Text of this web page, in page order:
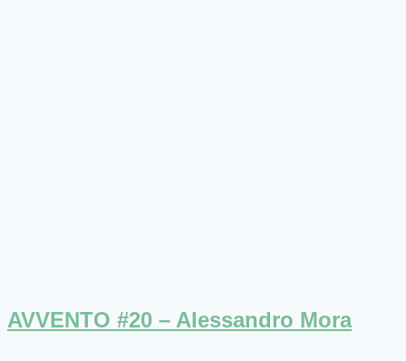
AVVENTO #20 – Alessandro Mora